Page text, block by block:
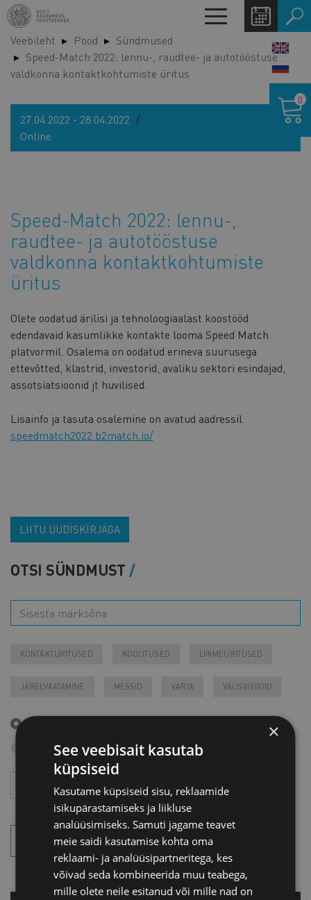
Liigu
edasi
põhisisu
juurde
Toggle
navigation
Veebileht Pood
Sündmused
Speed-Match 2022: lennu-, raudtee- ja autotööstuse
valdkonna kontaktkohtumiste üritus
27.04.2022 - 28.04.2022
Online
Speed-Match 2022: lennu-,
raudtee- ja autotööstuse
valdkonna kontaktkohtumiste
üritus
Olete oodatud ärilisi ja tehnoloogiaalast koostööd
edendavaid kasumlikke kontakte looma Speed Match
platvormil. Osalema on oodatud erineva suurusega
ettevõtted, klastrid, investorid, avaliku sektori esindajad,
assotsiatsioonid jt huvilised.
Lisainfo ja tasuta osalemine on avatud aadressil
speedmatch2022.b2match.io/
0
LIITU UUDISKIRJAGA
OTSI SÜNDMUST
KONTAKTÜRITUSED KOOLITUSED LIIKMEÜRITUSED
JÄRELVAATAMINE MESSID VARIA VÄLISVISIIDID
Tulevased sündmused
Otsi arhiivist
OTSI SÜNDMUSI
×
See veebisait kasutab
küpsiseid
Kasutame küpsiseid sisu, reklaamide
isikupärastamiseks ja liikluse
analüüsimiseks. Samuti jagame teavet
meie saidi kasutamise kohta oma
reklaami- ja analüüsipartneritega, kes
võivad seda kombineerida muu teabega,
mille olete neile esitanud või mille nad on